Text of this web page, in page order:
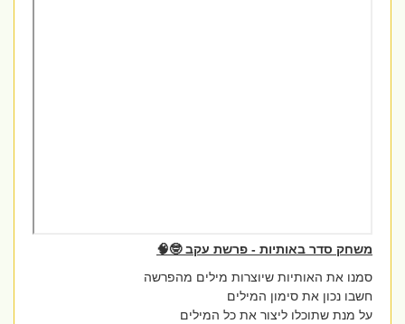
משחק סדר באותיות - פרשת עקב 🤓🧠
סמנו את האותיות שיוצרות מילים מהפרשה
חשבו נכון את סימון המילים
על מנת שתוכלו ליצור את כל המילים